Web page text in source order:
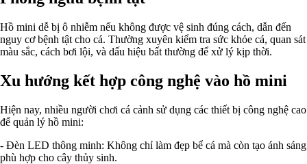
Hồ mini dễ bị ô nhiễm nếu không được vệ sinh đúng cách, dẫn đến
nguy cơ bệnh tật cho cá. Thường xuyên kiểm tra sức khỏe cá, quan sát
màu sắc, cách bơi lội, và dấu hiệu bất thường để xử lý kịp thời.
Xu hướng kết hợp công nghệ vào hồ mini
Hiện nay, nhiều người chơi cá cảnh sử dụng các thiết bị công nghệ cao
để quản lý hồ mini:
- Đèn LED thông minh: Không chỉ làm đẹp bể cá mà còn tạo ánh sáng
phù hợp cho cây thủy sinh.